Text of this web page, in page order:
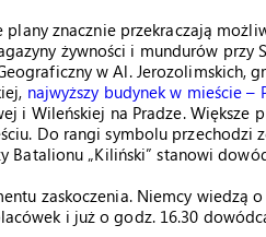
plany znacznie przekraczają
żywności i mundurów przy
w Al. Jerozolimskich,
najwyższy budynek w mieście
i Wileńskiej na Pradze.
Do rangi symbolu przechodzi
Batalionu „Kiliński” stanowi
zaskoczenia. Niemcy wiedzą
i już o godz. 16.30